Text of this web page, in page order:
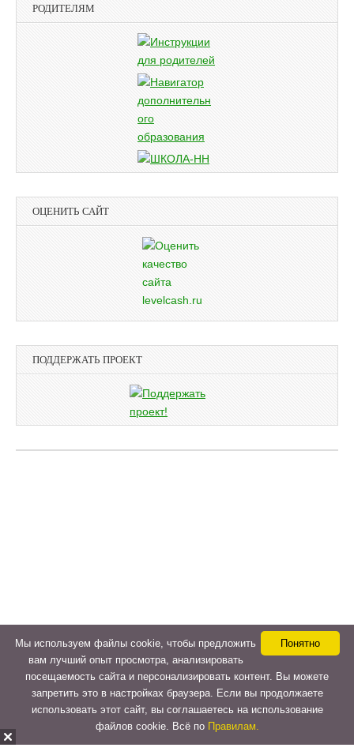
РОДИТЕЛЯМ
ОЦЕНИТЬ САЙТ
ПОДДЕРЖАТЬ ПРОЕКТ
Понятно
Мы используем файлы cookie, чтобы предложить
вам лучший опыт просмотра, анализировать
посещаемость сайта и персонализировать контент. Вы можете
запретить это в настройках браузера. Если вы продолжаете
использовать этот сайт, вы соглашаетесь на использование
файлов cookie. Всё по Правилам.